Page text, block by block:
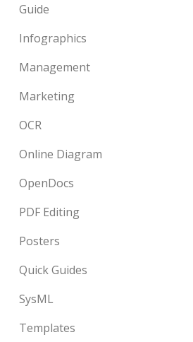
Guide
Infographics
Management
Marketing
OCR
Online Diagram
OpenDocs
PDF Editing
Posters
Quick Guides
SysML
Templates